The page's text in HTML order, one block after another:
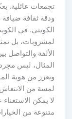
تجمعات عائلية.
ودقة ثقافة
الكويتي. في
لمشروبات، بل
الألفة
المثال، ليس
ويعزز من هوية
لمسة من
لا يمكن
متنوعة من